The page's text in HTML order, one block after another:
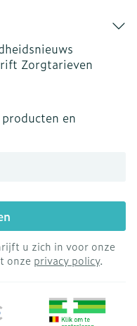
Zorgtarieven
en
u zich in voor onze
onze privacy policy.